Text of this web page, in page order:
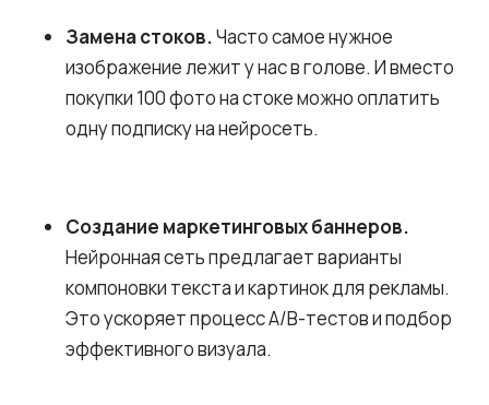
Замена стоков.Часто самое нужное
изображение лежит у нас в голове. И вместо
покупки 100 фото на стоке можно оплатить
одну подписку на нейросеть.
Создание маркетинговых баннеров.
Нейронная сеть предлагает варианты
компоновки текста и картинок для рекламы.
Это ускоряет процесс A/B-тестов и подбор
эффективного визуала.